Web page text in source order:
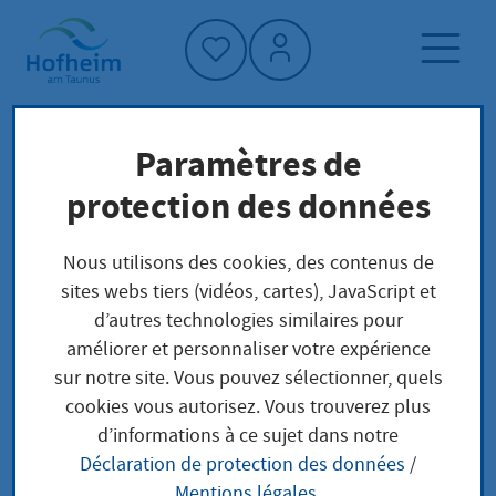
Accueil"
Page d'accueil
Trouver un service
Structure administrative
Staatliches Schulamt für den Landkreis
Darmstadt-Dieburg und die Stadt Darmstadt
Staatliches Schulamt
für den Landkreis
Paramètres de
protection des données
Nous utilisons des cookies, des contenus de
sites webs tiers (vidéos, cartes), JavaScript et
d’autres technologies similaires pour
améliorer et personnaliser votre expérience
sur notre site. Vous pouvez sélectionner, quels
cookies vous autorisez. Vous trouverez plus
d’informations à ce sujet dans notre
Déclaration de protection des données /